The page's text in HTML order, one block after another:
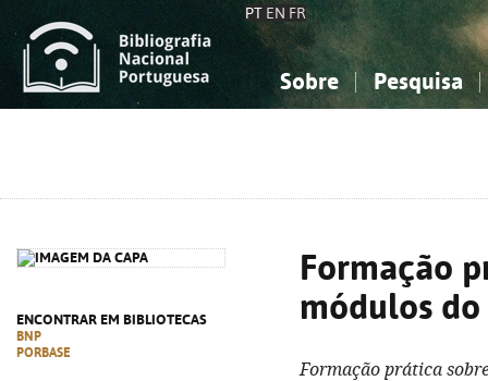
PT EN FR
Sobre Pesquisa
ENCONTRAR EM BIBLIOTECAS
BNP
PORBASE
Formação
módulos
Formação prática